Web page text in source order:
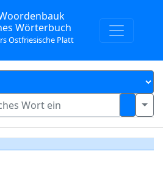
Wörterbuch
Ostfriesische Platt